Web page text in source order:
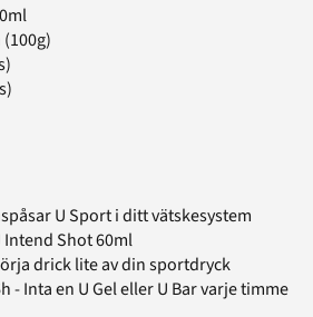
U Sport i ditt vätskesystem
Shot 60ml
drick lite av din sportdryck
- Inta en U Gel eller U Bar varje timme